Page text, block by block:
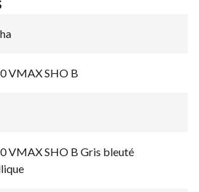
VMAX SHO B
VMAX SHO B Gris bleuté